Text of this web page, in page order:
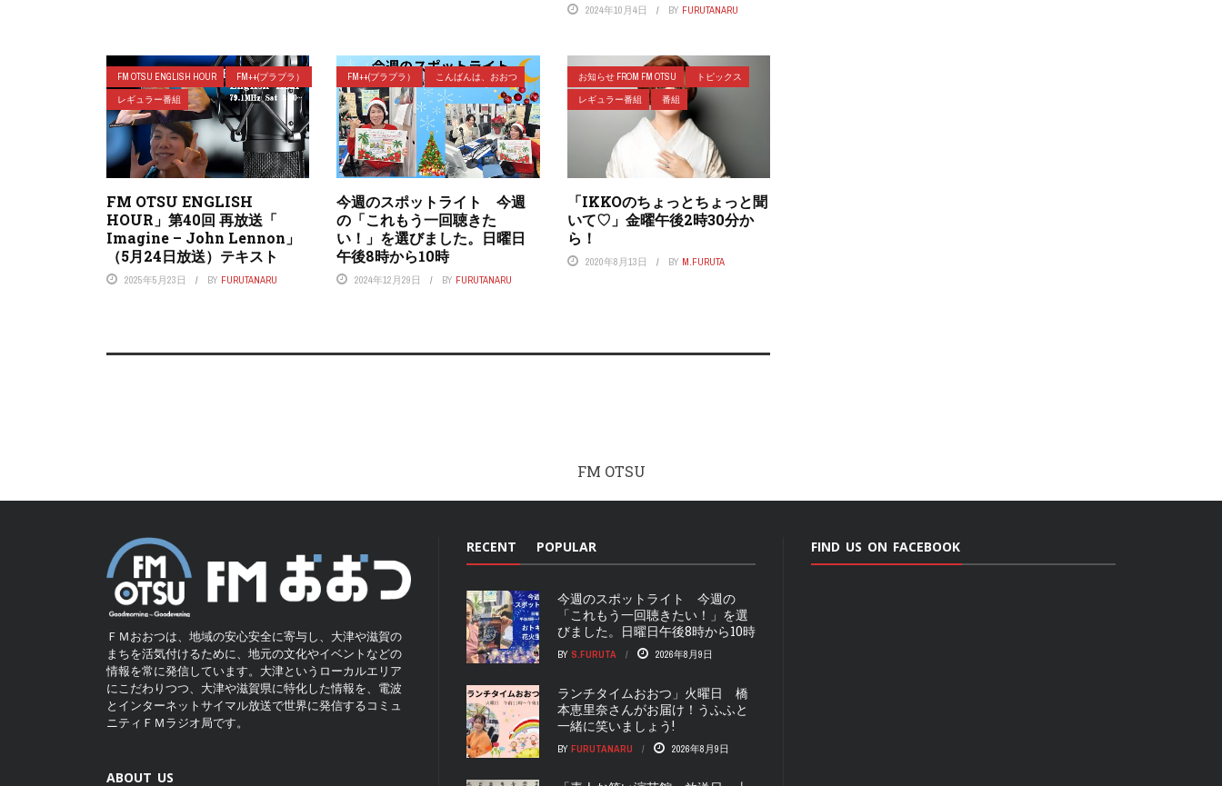
2024年10月4日 BY FURUTANARU
FM OTSU ENGLISH HOUR
FM++(プラプラ）
レギュラー番組
FM OTSU ENGLISH
HOUR」第40回 再放送「
Imagine – John Lennon」
（5月24日放送）テキスト
2025年5月23日 BY FURUTANARU
FM++(プラプラ） こんばんは、おおつ
今週のスポットライト 今週
の「これもう一回聴きた
い！」を選びました。日曜日
午後8時から10時
2024年12月29日 BY FURUTANARU
お知らせ FROM FM OTSU
トピックス
レギュラー番組
番組
「IKKOのちょっとちょっと聞
いて♡」金曜午後2時30分か
ら！
2020年8月13日 BY M.FURUTA
FM OTSU
ＦＭおおつは、地域の安心安全に寄与し、大津や滋賀の
まちを活気付けるために、地元の文化やイベントなどの
情報を常に発信しています。大津というローカルエリア
にこだわりつつ、大津や滋賀県に特化した情報を、電波
とインターネットサイマル放送で世界に発信するコミュ
ニティＦＭラジオ局です。
ABOUT US
RECENT POPULAR
今週のスポットライト 今週の
「これもう一回聴きたい！」を選
びました。日曜日午後8時から10時
BY S.FURUTA 2026年8月9日
ランチタイムおおつ」火曜日 橋
本恵里奈さんがお届け！うふふと
一緒に笑いましょう!
BY FURUTANARU 2026年8月9日
FIND US ON FACEBOOK